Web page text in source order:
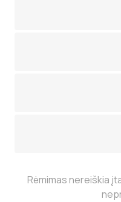
Rėmimas nereiškia